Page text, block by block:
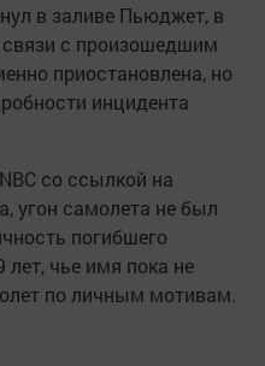
в заливе Пьюджет, в
связи с произошедшим
приостановлена, но
инцидента
со ссылкой на
угон самолета не был
погибшего
чье имя пока не
по личным мотивам.